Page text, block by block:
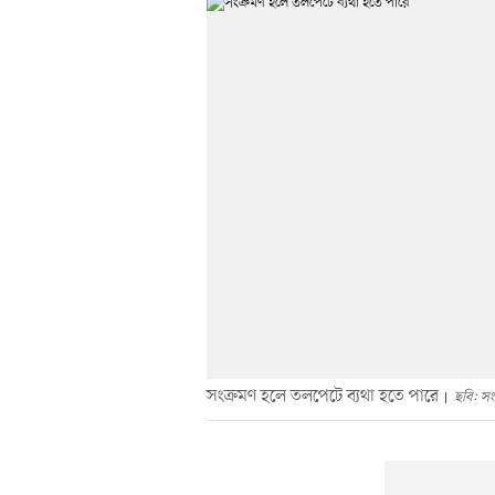
সংক্রমণ হলে তলপেটে ব্যথা হতে পারে ছবি: